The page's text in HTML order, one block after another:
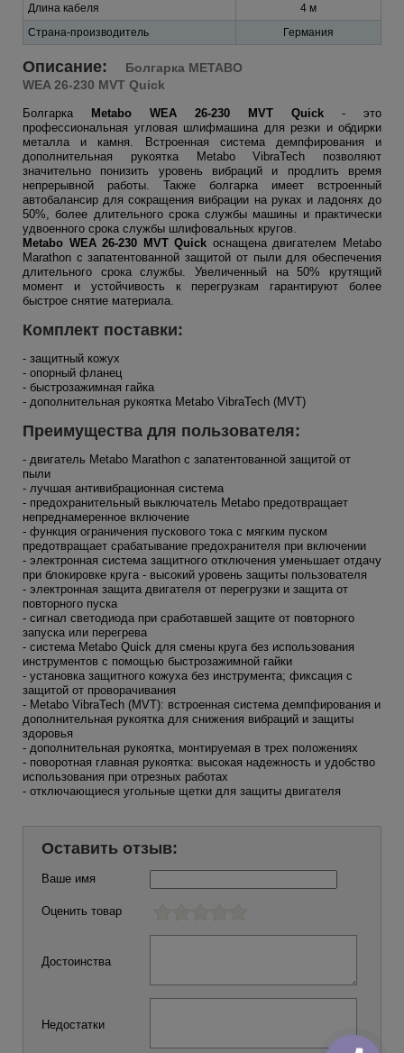
Длина кабеля
4 м
Страна-производитель
Германия
Описание:
Болгарка METABO
WEA 26-230 MVT Quick
Болгарка Metabo WEA 26-230 MVT Quick - это
профессиональная угловая шлифмашина для резки и обдирки
металла и камня. Встроенная система демпфирования и
дополнительная рукоятка Metabo VibraTech позволяют
значительно понизить уровень вибраций и продлить время
непрерывной работы. Также болгарка имеет встроенный
автобалансир для сокращения вибрации на руках и ладонях до
50%, более длительного срока службы машины и практически
удвоенного срока службы шлифовальных кругов.
Metabo WEA 26-230 MVT Quick оснащена двигателем Metabo
Marathon с запатентованной защитой от пыли для обеспечения
длительного срока службы. Увеличенный на 50% крутящий
момент и устойчивость к перегрузкам гарантируют более
быстрое снятие материала.
Комплект поставки:
- защитный кожух
- опорный фланец
- быстрозажимная гайка
- дополнительная рукоятка Metabo VibraTech (MVT)
Преимущества для пользователя:
- двигатель Metabo Marathon с запатентованной защитой от
пыли
- лучшая антивибрационная система
- предохранительный выключатель Metabo предотвращает
непреднамеренное включение
- функция ограничения пускового тока с мягким пуском
предотвращает срабатывание предохранителя при включении
- электронная система защитного отключения уменьшает отдачу
при блокировке круга - высокий уровень защиты пользователя
- электронная защита двигателя от перегрузки и защита от
повторного пуска
- сигнал светодиода при сработавшей защите от повторного
запуска или перегрева
- система Metabo Quick для смены круга без использования
инструментов с помощью быстрозажимной гайки
- установка защитного кожуха без инструмента; фиксация с
защитой от проворачивания
- Metabo VibraTech (MVT): встроенная система демпфирования и
дополнительная рукоятка для снижения вибраций и защиты
здоровья
- дополнительная рукоятка, монтируемая в трех положениях
- поворотная главная рукоятка: высокая надежность и удобство
использования при отрезных работах
- отключающиеся угольные щетки для защиты двигателя
Оставить отзыв:
Ваше имя
Оценить товар
Достоинства
Недостатки